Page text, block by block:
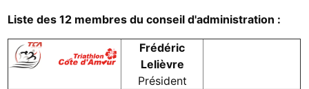
Liste des 12 membres du conseil d'administration :
Frédéric
Lelièvre
Président